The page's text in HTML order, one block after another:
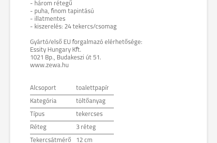
- három rétegű
- puha, finom tapintású
- illatmentes
- kiszerelés: 24 tekercs/csomag
Gyártó/első EU forgalmazó elérhetősége:
Essity Hungary Kft.
1021 Bp., Budakeszi út 51.
www.zewa.hu
Alcsoport toalettpapír
Kategória töltőanyag
Típus tekercses
Réteg 3 réteg
Tekercsátmérő 12 cm